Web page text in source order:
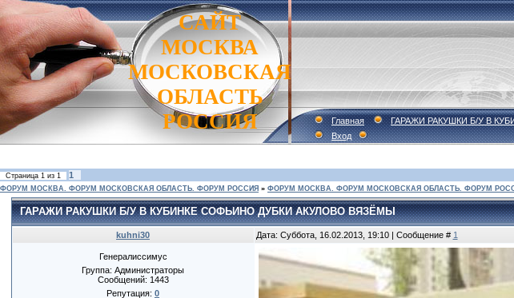
САЙТ
МОСКВА
МОСКОВСКАЯ
ОБЛАСТЬ
РОССИЯ
Главная ГАРАЖИ РАКУШКИ Б/У В
Вход
Страница 1 из 1 1
ФОРУМ МОСКВА. ФОРУМ МОСКОВСКАЯ ОБЛАСТЬ. ФОРУМ РОССИЯ » ФОРУМ МОСКВА. ФОРУМ МОСКОВСКАЯ ОБЛАСТЬ. ФОРУМ
ГАРАЖИ РАКУШКИ Б/У В КУБИНКЕ СОФЬИНО ДУБКИ АКУЛОВО ВЯЗЁМЫ
kuhni30 Дата: Суббота, 16.02.2013, 19:10 | Сообщение # 1
Генералиссимус
Группа: Администраторы
Сообщений: 1443
Репутация: 0